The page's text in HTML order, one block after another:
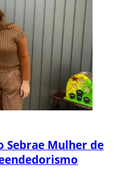
Sebrae Mulher de